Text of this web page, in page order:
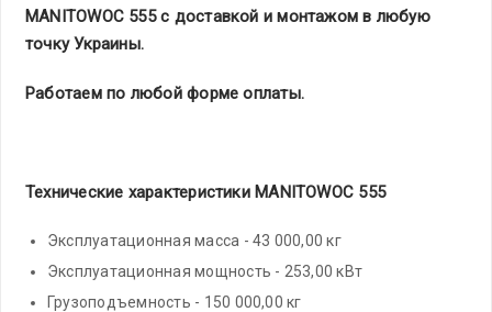
MANITOWOC 555 с доставкой и монтажом в любую
точку Украины.
Работаем по любой форме оплаты.
Технические характеристики MANITOWOC 555
Эксплуатационная масса - 43 000,00 кг
Эксплуатационная мощность - 253,00 кВт
Грузоподъемность - 150 000,00 кг